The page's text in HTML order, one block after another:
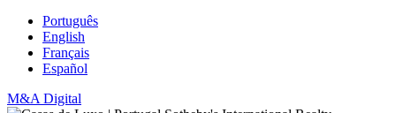
Português
English
Français
Español
M&A Digital